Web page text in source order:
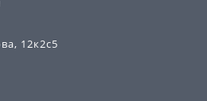
12к2с5